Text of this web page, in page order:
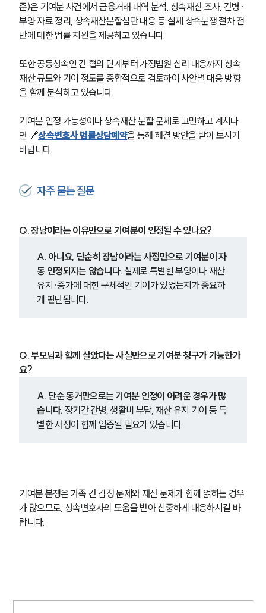
준)은 기여분 사건에서 금융거래 내역 분석, 상속재산 조사, 간병·
부양 자료 정리, 상속재산분할심판 대응 등 실제 상속분쟁 절차 전
반에 대한 법률 지원을 제공하고 있습니다.
또한 공동상속인 간 협의 단계부터 가정법원 심리 대응까지 상속
재산 규모와 기여 정도를 종합적으로 검토하여 사안별 대응 방향
을 함께 분석하고 있습니다.
기여분 인정 가능성이나 상속재산 분할 문제로 고민하고 계시다
면 🔗상속변호사 법률상담예약을 통해 해결 방안을 받아 보시기
바랍니다.
자주 묻는 질문
Q. 장남이라는 이유만으로 기여분이 인정될 수 있나요?
A. 아니요, 단순히 장남이라는 사정만으로 기여분이 자
동 인정되지는 않습니다. 실제로 특별한 부양이나 재산
유지·증가에 대한 구체적인 기여가 있었는지가 중요하
게 판단됩니다.
Q. 부모님과 함께 살았다는 사실만으로 기여분 청구가 가능한가
요?
A. 단순 동거만으로는 기여분 인정이 어려운 경우가 많
습니다. 장기간 간병, 생활비 부담, 재산 유지 기여 등 특
별한 사정이 함께 입증될 필요가 있습니다.
기여분 분쟁은 가족 간 감정 문제와 재산 문제가 함께 얽히는 경우
가 많으므로, 상속변호사의 도움을 받아 신중하게 대응하시길 바
랍니다.